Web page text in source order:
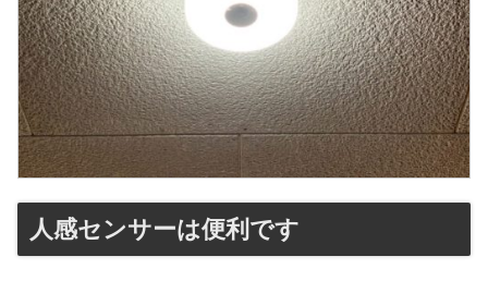
人感センサーは便利です